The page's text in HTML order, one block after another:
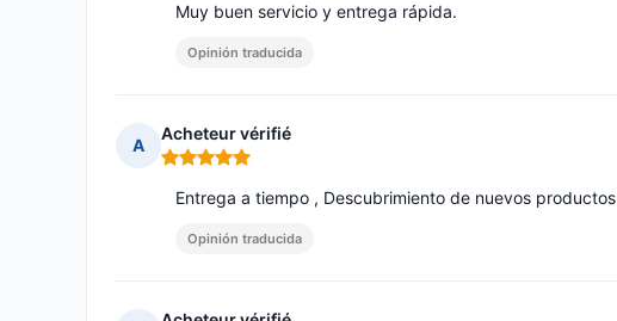
Muy buen servicio y entrega rápida.
Opinión traducida
A
Acheteur vérifié
Nota: 5 de 5
Entrega a tiempo , Descubrimiento de nuevos productos
Opinión traducida